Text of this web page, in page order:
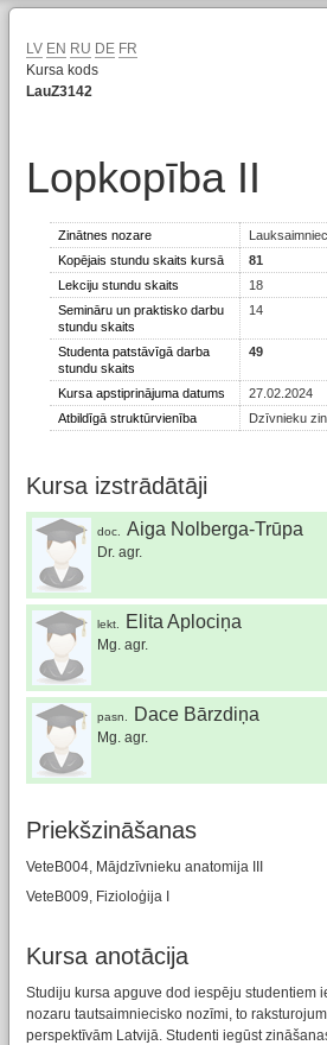
LV EN RU DE FR
Kursa kods
LauZ3142
Lopkopība II
Zinātnes nozare
Kopējais stundu skaits kursā
81
Lekciju stundu skaits
18
Semināru un praktisko darbu
stundu skaits
14
Studenta patstāvīgā darba
stundu skaits
49
Kursa apstiprinājuma datums
27.02.2024
Atbildīgā struktūrvienība
Dzīvnieku
Kursa izstrādātāji
doc. Aiga Nolberga-Trūpa
Dr. agr.
lekt. Elita Aplociņa
Mg. agr.
pasn. Dace Bārzdiņa
Mg. agr.
Priekšzināšanas
VeteB004, Mājdzīvnieku anatomija III
VeteB009, Fizioloģija I
Kursa anotācija
Studiju kursa apguve dod iespēju studentiem
nozaru tautsaimniecisko nozīmi, to
perspektīvām Latvijā. Studenti iegūst